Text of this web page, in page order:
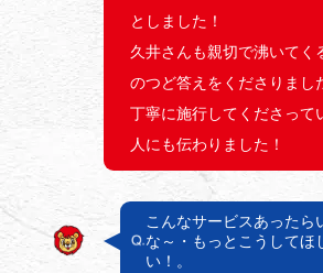
としました！
久井さんも親切で沸いてく
のつど答えをくださりまし
丁寧に施行してくださって
人にも伝わりました！
こんなサービスあったら
な～・もっとこうしてほ
い！。